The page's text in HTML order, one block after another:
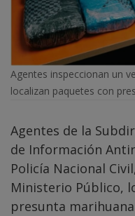
Agentes inspeccionan un
localizan paquetes con
Agentes de la
de Información
Policía Nacional
Ministerio Público,
presunta